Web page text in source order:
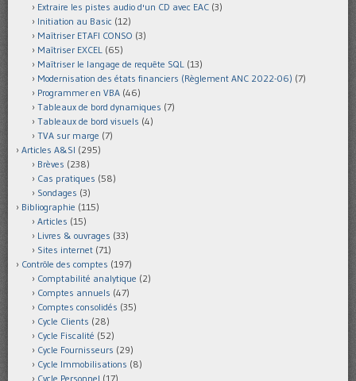
Extraire les pistes audio d'un CD avec EAC (3)
Initiation au Basic (12)
Maîtriser ETAFI CONSO (3)
Maîtriser EXCEL (65)
Maîtriser le langage de requête SQL (13)
Modernisation des états financiers (Règlement ANC 2022-06) (7)
Programmer en VBA (46)
Tableaux de bord dynamiques (7)
Tableaux de bord visuels (4)
TVA sur marge (7)
Articles A&SI (295)
Brèves (238)
Cas pratiques (58)
Sondages (3)
Bibliographie (115)
Articles (15)
Livres & ouvrages (33)
Sites internet (71)
Contrôle des comptes (197)
Comptabilité analytique (2)
Comptes annuels (47)
Comptes consolidés (35)
Cycle Clients (28)
Cycle Fiscalité (52)
Cycle Fournisseurs (29)
Cycle Immobilisations (8)
Cycle Personnel (17)